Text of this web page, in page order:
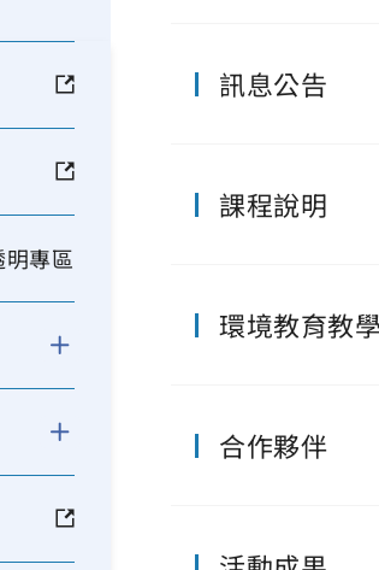
專區
訊息公告
課程說明
環境教育教
合作夥伴